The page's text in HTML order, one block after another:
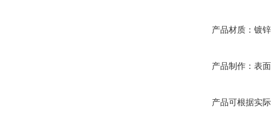
产品材质：镀
产品制作：表
产品可根据实